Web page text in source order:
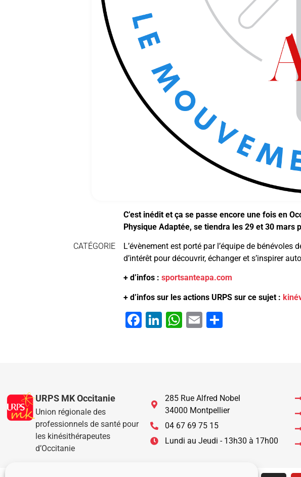
CATÉGORIE
C’est inédit et ça se passe encore une fois en
Physique Adaptée, se tiendra les 29 et 30 mars
L’évènement est porté par l’équipe de
d’intérêt pour découvrir, échanger et s’inspirer
+ d’infos :sportsanteapa.com
+ d’infos sur les actions URPS sur ce sujet :
Facebook
LinkedIn
WhatsApp
Email
URPS MK Occitanie
Union régionale des
professionnels de santé pour
les kinésithérapeutes
d’Occitanie
285 Rue Alfred Nobel
34000 Montpellier
04 67 69 75 15
Lundi au Jeudi - 13h30 à 17h00